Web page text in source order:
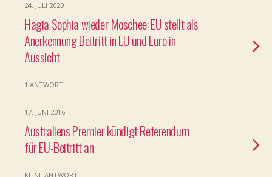
24. JULI 2020
Hagia Sophia wieder Moschee: EU stellt als
Anerkennung Beitritt in EU und Euro in
Aussicht
1 ANTWORT
17. JUNI 2016
Australiens Premier kündigt Referendum
für EU-Beitritt an
KEINE ANTWORT